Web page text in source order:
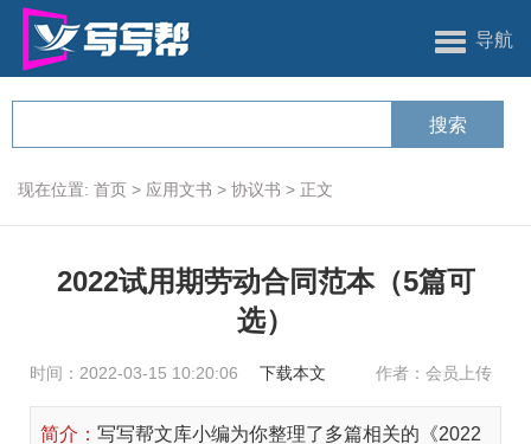
导航
现在位置: 首页 > 应用文书 > 协议书 > 正文
2022试用期劳动合同范本（5篇可
选）
时间：2022-03-15 10:20:06 下载本文 作者：会员上传
简介： 写写帮文库小编为你整理了多篇相关的《2022